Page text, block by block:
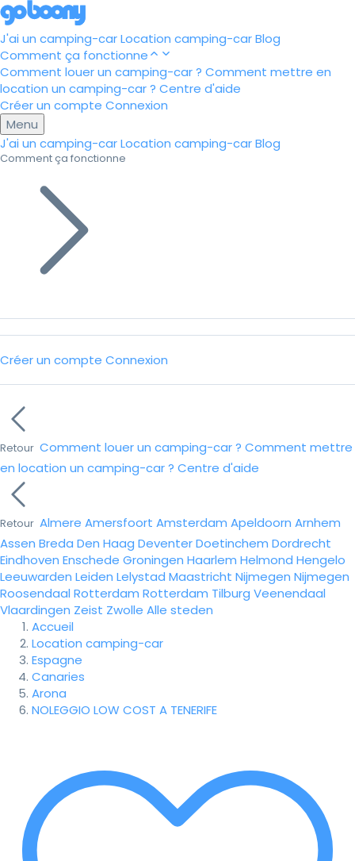
J'ai un camping-carLocation camping-carBlog
Comment ça fonctionne
Comment louer un camping-car ? Comment mettre en
location un camping-car ? Centre d'aide
Créer un compte Connexion
Menu
J'ai un camping-carLocation camping-carBlog
Comment ça fonctionne
Créer un compte Connexion
Retour Comment louer un camping-car ? Comment mettre
en location un camping-car ? Centre d'aide
Retour Almere Amersfoort Amsterdam Apeldoorn Arnhem
Assen Breda Den Haag DeventerDoetinchem Dordrecht
Eindhoven Enschede Groningen Haarlem Helmond Hengelo
Leeuwarden Leiden Lelystad Maastricht Nijmegen Nijmegen
Roosendaal Rotterdam Rotterdam Tilburg Veenendaal
Vlaardingen Zeist Zwolle Alle steden
Accueil
Location camping-car
Espagne
Canaries
Arona
NOLEGGIO LOW COST A TENERIFE